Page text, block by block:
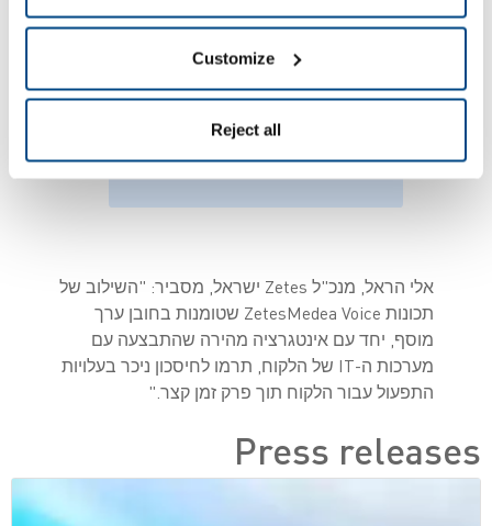
Customize
Reject all
כמעט 30% ביעילות
הליקוט הכוללת". יוסי
קולטון, מנהל
הלוגיסטיקה בפיצה
האט
אלי הראל, מנכ"ל Zetes ישראל, מסביר: "השילוב של
תכונות ZetesMedea Voice שטומנות בחובן ערך
מוסף, יחד עם אינטגרציה מהירה שהתבצעה עם
מערכות ה-IT של הלקוח, תרמו לחיסכון ניכר בעלויות
התפעול עבור הלקוח תוך פרק זמן קצר."
Press releases